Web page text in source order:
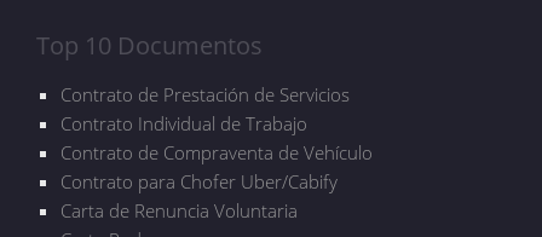
Top 10 Documentos
Contrato de Prestación de Servicios
Contrato Individual de Trabajo
Contrato de Compraventa de Vehículo
Contrato para Chofer Uber/Cabify
Carta de Renuncia Voluntaria